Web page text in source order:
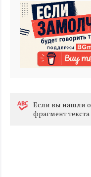
Eсли вы нашли
фрагмент